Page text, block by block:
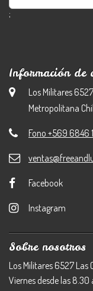
;
Información de
Los Militares
Metropolitana
Fono +569 6846
Facebook
Instagram
Sobre nosotros
Los Militares 6527 Las
Viernes desde las